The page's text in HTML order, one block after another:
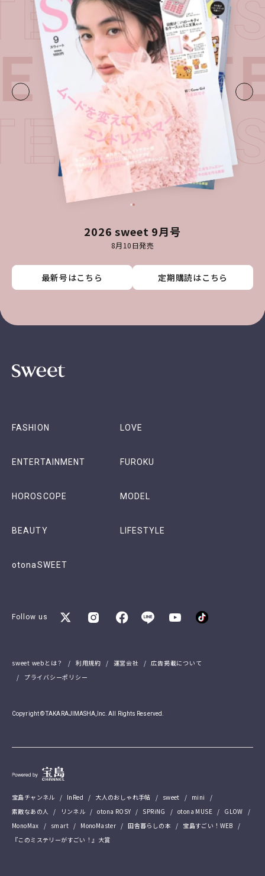
2026 sweet 9月号
8月10日発売
最新号はこちら 定期購読はこちら
最新号はこちら 定期購読はこちら
最新号はこちら 定期購読はこちら
最新号はこちら 定期購読はこちら
FASHION LOVE
ENTERTAINMENT FUROKU
HOROSCOPE MODEL
BEAUTY LIFESTYLE
otonaSWEET
Follow us
sweet webとは？ 利用規約 運営会社
広告掲載について
プライバシーポリシー
Copyright © TAKARAJIMASHA,Inc. All Rights Reserved.
宝島チャンネル InRed 大人のおしゃれ手帖 sweet
mini
素敵なあの人
リンネル otona ROSY SPRiNG otona MUSE
GLOW
MonoMax
smart MonoMaster 田舎暮らしの本
宝島すごい！WEB
『このミステリーがすごい！』大賞